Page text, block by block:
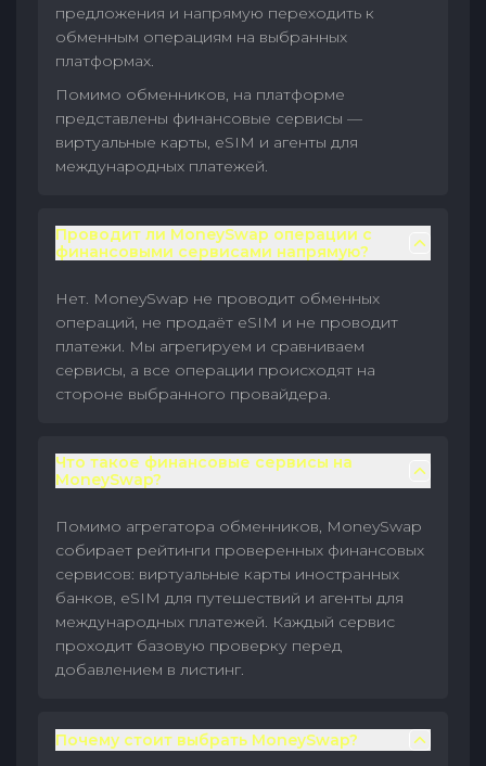
предложения и напрямую переходить к
обменным операциям на выбранных
платформах.
Помимо обменников, на платформе
представлены финансовые сервисы —
виртуальные карты, eSIM и агенты для
международных платежей.
Проводит ли MoneySwap операции с
финансовыми сервисами напрямую?
Нет. MoneySwap не проводит обменных
операций, не продаёт eSIM и не проводит
платежи. Мы агрегируем и сравниваем
сервисы, а все операции происходят на
стороне выбранного провайдера.
Что такое финансовые сервисы на
MoneySwap?
Помимо агрегатора обменников, MoneySwap
собирает рейтинги проверенных финансовых
сервисов: виртуальные карты иностранных
банков, eSIM для путешествий и агенты для
международных платежей. Каждый сервис
проходит базовую проверку перед
добавлением в листинг.
Почему стоит выбрать MoneySwap?